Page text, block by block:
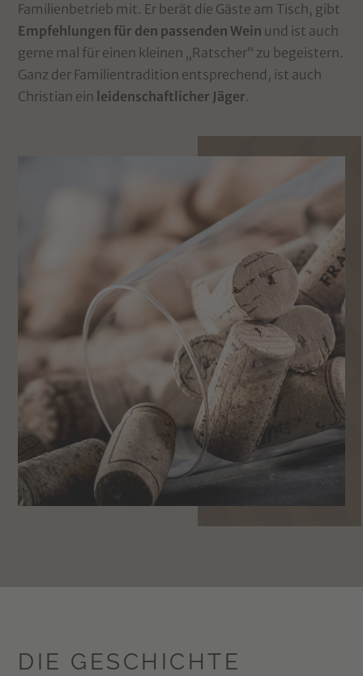
Familienbetrieb mit. Er berät die Gäste am Tisch, gibt
Empfehlungen für den passenden Wein und ist auch
gerne mal für einen kleinen „Ratscher“ zu begeistern.
Ganz der Familientradition entsprechend, ist auch
Christian ein leidenschaftlicher Jäger.
DIE GESCHICHTE